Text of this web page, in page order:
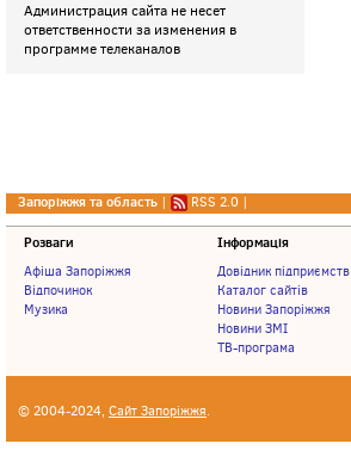
Администрация сайта не несет
ответственности за изменения в
программе телеканалов
Запоріжжя та область | RSS 2.0 |
Розваги
Афіша Запоріжжя
Відпочинок
Музика
Інформація
Довідник підприємств
Каталог сайтів
Новини Запоріжжя
Новини ЗМІ
ТВ-програма
© 2004-2024, Сайт Запоріжжя.